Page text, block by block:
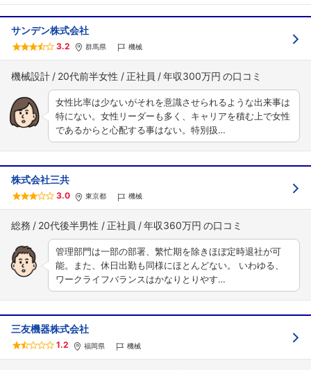
サンデン株式会社
3.2 群馬県 機械
機械設計 20代前半女性 正社員 年収300万円
女性比率は少ないがそれを意識させられるような出来事は
特にない。女性リーダーも多く、キャリアを積む上で女性
であるからと心配する事はない。特別扱…
株式会社三共
3.0 東京都 機械
総務 20代後半男性 正社員 年収360万円
管理部門は一部の部署、繁忙期を除きほぼ定時退社が可
能。また、休日出勤も同様にほとんどない。 いわゆる、
ワークライフバランスはかなりとりやす…
三友機器株式会社
1.2 福岡県 機械